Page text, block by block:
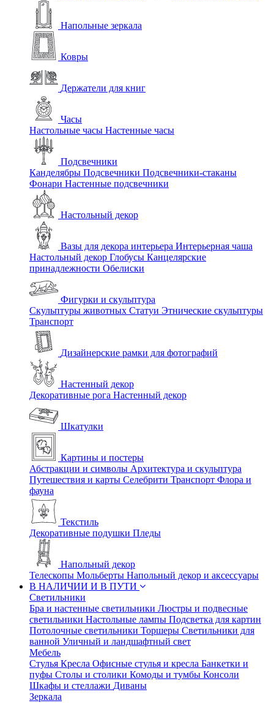
Напольные зеркала
Ковры
Держатели для книг
Часы
Настольные часы Настенные часы
Подсвечники
Канделябры Подсвечники Подсвечники-стаканы
Фонари Настенные подсвечники
Настольный декор
Вазы для декора интерьера Интерьерная чаша
Настольный декор Глобусы Канцелярские
принадлежности Обелиски
Фигурки и скульптура
Скульптуры животных Статуи Этнические скульптуры
Транспорт
Дизайнерские рамки для фотографий
Настенный декор
Декоративные рога Настенный декор
Шкатулки
Картины и постеры
Абстракции и символы Архитектура и скульптура
Путешествия и карты Селебрити Транспорт Флора и
фауна
Текстиль
Декоративные подушки Пледы
Напольный декор
Телескопы Мольберты Напольный декор и аксессуары
В НАЛИЧИИ И В ПУТИ
Светильники
Бра и настенные светильники Люстры и подвесные
светильники Настольные лампы Подсветка для картин
Потолочные светильники Торшеры Светильники для
ванной Уличный и ландшафтный свет
Мебель
Стулья Кресла Офисные стулья и кресла Банкетки и
пуфы Столы и столики Комоды и тумбы Консоли
Шкафы и стеллажи Диваны
Зеркала